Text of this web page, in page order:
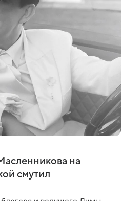
на
смутил